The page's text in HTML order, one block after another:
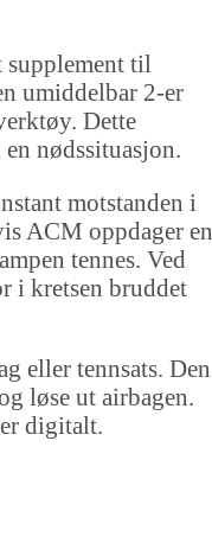
supplement til
umiddelbar 2-er
Dette
nødssituasjon.
motstanden i
ACM oppdager en
tennes. Ved
i kretsen bruddet
eller tennsats. Den
løse ut airbagen.
digitalt.